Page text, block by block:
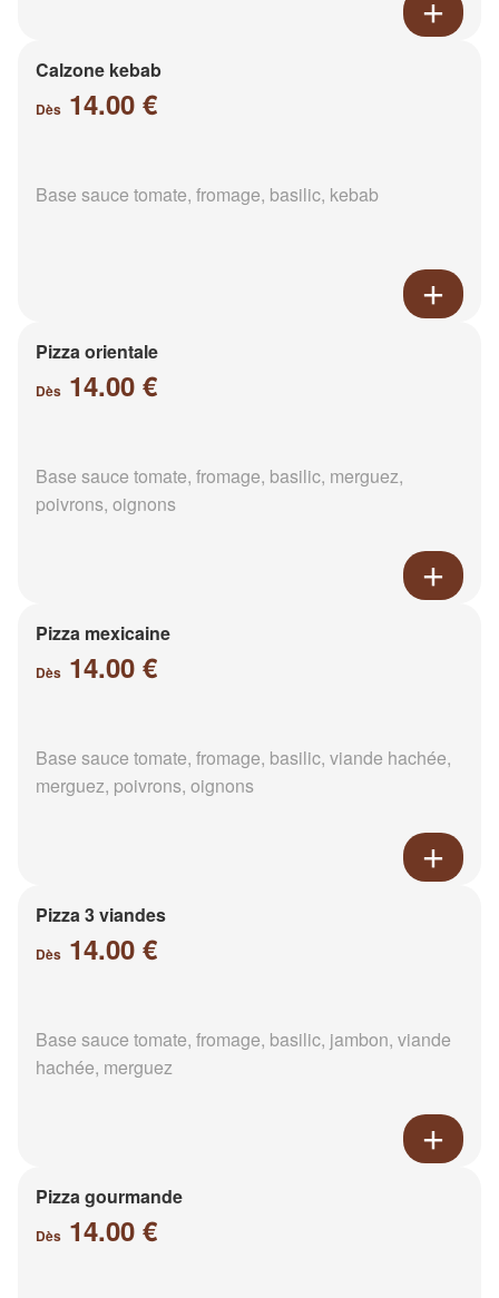
Calzone kebab
Dès 14.00 €
Base sauce tomate, fromage, basilic, kebab
Pizza orientale
Dès 14.00 €
Base sauce tomate, fromage, basilic, merguez,
poivrons, oignons
Pizza mexicaine
Dès 14.00 €
Base sauce tomate, fromage, basilic, viande hachée,
merguez, poivrons, oignons
Pizza 3 viandes
Dès 14.00 €
Base sauce tomate, fromage, basilic, jambon, viande
hachée, merguez
Pizza gourmande
Dès 14.00 €